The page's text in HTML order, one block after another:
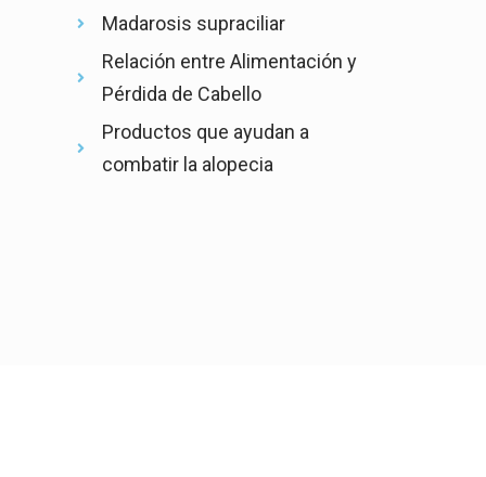
Madarosis supraciliar
Relación entre Alimentación y
Pérdida de Cabello
Productos que ayudan a
combatir la alopecia